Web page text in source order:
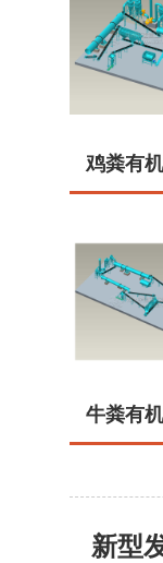
鸡粪有
牛粪有
新型